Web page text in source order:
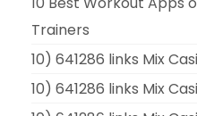
Trainers
10) 641286 links Mix
10) 641286 links Mix